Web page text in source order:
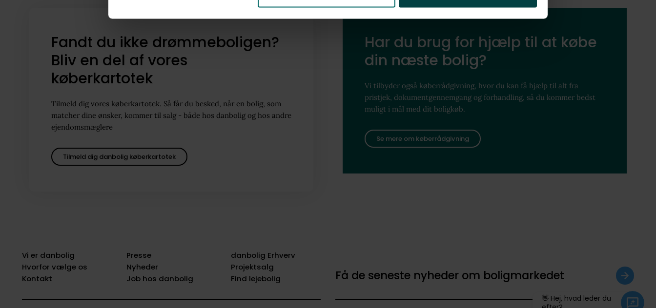
Fandt du ikke drømmeboligen?
Bliv en del af vores
køberkartotek
Tilmeld dig vores køberkartotek. Så får du besked, når en bolig, som
matcher dine ønsker, kommer til salg - både hos danbolig og hos andre
ejendomsmæglere
Tilmeld dig danbolig køberkartotek
Har du brug for hjælp til at købe
din næste bolig?
Vi tilbyder også køberrådgivning, hvor du kan få hjælp til alt fra
pristjek, dokumentgennemgang og forhandling, så du kommer bedst
muligt i mål med dit boligkøb.
Se mere om køberrådgivning
Få de seneste nyheder om boligmarkedet
Vi er danbolig
Hvorfor vælge os
Kontakt
Presse
Nyheder
Job hos danbolig
danbolig Erhverv
Projektsalg
Find lejebolig
👋 Hej, hvad leder du